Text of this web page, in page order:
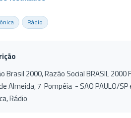
Rádio
Brasil 2000, Razão Social BRASIL 2000
Almeida, 7 Pompéia - SAO PAULO/
Rádio